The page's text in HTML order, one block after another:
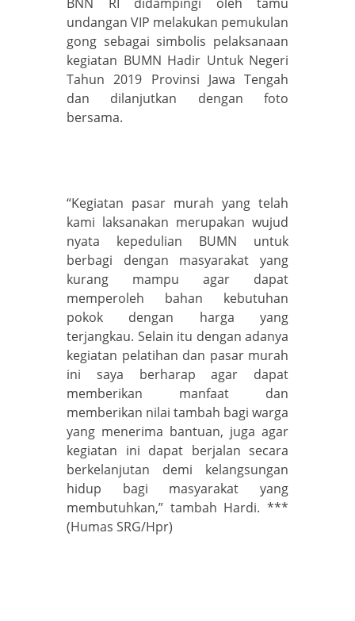
undangan VIP melakukan pemukulan
gong sebagai simbolis pelaksanaan
kegiatan BUMN Hadir Untuk Negeri
Tahun 2019 Provinsi Jawa Tengah
dan dilanjutkan dengan foto
bersama.
“Kegiatan pasar murah yang telah
kami laksanakan merupakan wujud
nyata kepedulian BUMN untuk
berbagi dengan masyarakat yang
kurang mampu agar dapat
memperoleh bahan kebutuhan
pokok dengan harga yang
terjangkau. Selain itu dengan adanya
kegiatan pelatihan dan pasar murah
ini saya berharap agar dapat
memberikan manfaat dan
memberikan nilai tambah bagi warga
yang menerima bantuan, juga agar
kegiatan ini dapat berjalan secara
berkelanjutan demi kelangsungan
hidup bagi masyarakat yang
membutuhkan,” tambah Hardi. ***
(Humas SRG/Hpr)